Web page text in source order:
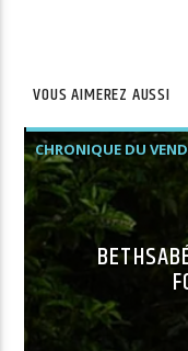
VOUS AIMEREZ AUSSI
CHRONIQUE DU